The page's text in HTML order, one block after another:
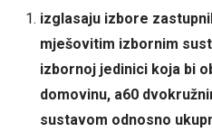
izglasaju izbore
mješovitim izbornim
izbornoj jedinici koja bi
domovinu, a60
sustavom odnosno